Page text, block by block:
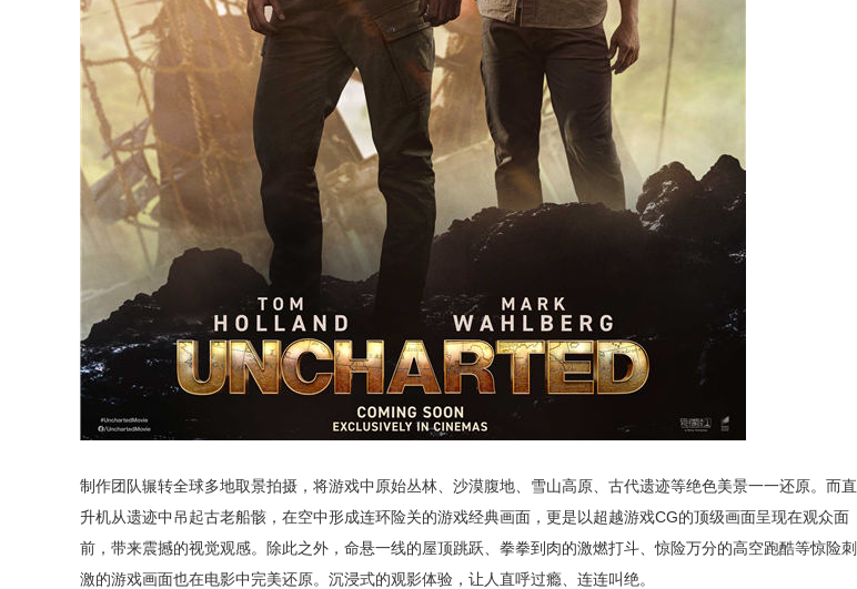
制作团队辗转全球多地取景拍摄，将游戏中原始丛林、沙漠腹地、雪山高原、古代遗迹等绝色美景一一还原。而直
升机从遗迹中吊起古老船骸，在空中形成连环险关的游戏经典画面，更是以超越游戏CG的顶级画面呈现在观众面
前，带来震撼的视觉观感。除此之外，命悬一线的屋顶跳跃、拳拳到肉的激燃打斗、惊险万分的高空跑酷等惊险刺
激的游戏画面也在电影中完美还原。沉浸式的观影体验，让人直呼过瘾、连连叫绝。